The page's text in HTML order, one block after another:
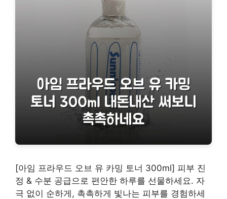
[아임 프라우드 오브 유 카밍 토너 300ml] 피부 진
정 & 수분 공급으로 편안한 하루를 선물하세요. 자
극 없이 순하게, 촉촉하게 빛나는 피부를 경험하세